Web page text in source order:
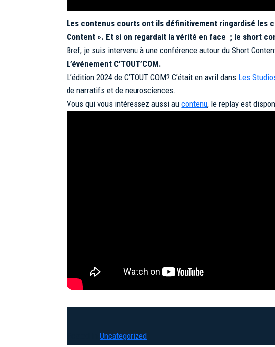
Les contenus courts ont ils définitivement ringardisé les
Content ». Et si on regardait la vérité en face ; le short
Bref, je suis intervenu à une conférence autour du Short
L’événement C’TOUT’COM.
L’édition 2024 de C’TOUT COM? C’était en avril dans Les
de narratifs et de neurosciences.
Vous qui vous intéressez aussi aucontenu, le replay est
Posted inUncategorized